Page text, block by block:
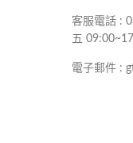
客服電話 :
五
電子郵件 :